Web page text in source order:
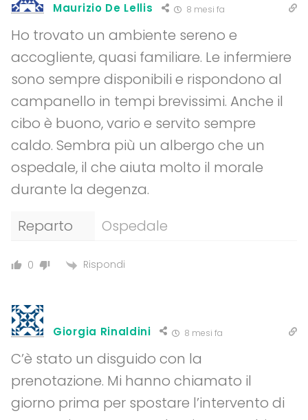
Maurizio De Lellis 8 mesi fa
Ho trovato un ambiente sereno e
accogliente, quasi familiare. Le infermiere
sono sempre disponibili e rispondono al
campanello in tempi brevissimi. Anche il
cibo è buono, vario e servito sempre
caldo. Sembra più un albergo che un
ospedale, il che aiuta molto il morale
durante la degenza.
Reparto
Ospedale
0 Rispondi
Giorgia Rinaldini 8 mesi fa
C’è stato un disguido con la
prenotazione. Mi hanno chiamato il
giorno prima per spostare l’intervento di